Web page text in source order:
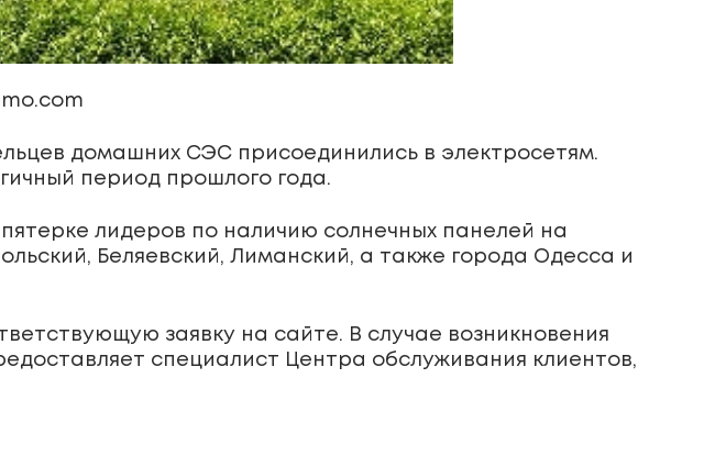
домашних СЭС присоединились в электросетям.
период прошлого года.
пятерке лидеров по наличию солнечных панелей на
Беляевский, Лиманский, а также города Одесса и
заявку на сайте. В случае возникновения
специалист Центра обслуживания клиентов,